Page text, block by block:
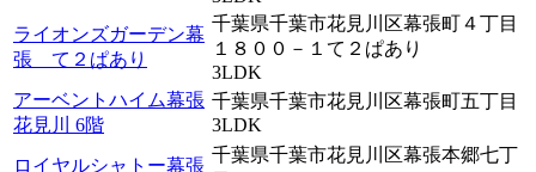
ライオンズガーデン幕
張 て２ぱあり
千葉県千葉市花見川区幕張町４丁目
１８００－１て２ぱあり
3LDK
アーベントハイム幕張
花見川 6階
千葉県千葉市花見川区幕張町五丁目
3LDK
ロイヤルシャトー幕張
千葉県千葉市花見川区幕張本郷七丁